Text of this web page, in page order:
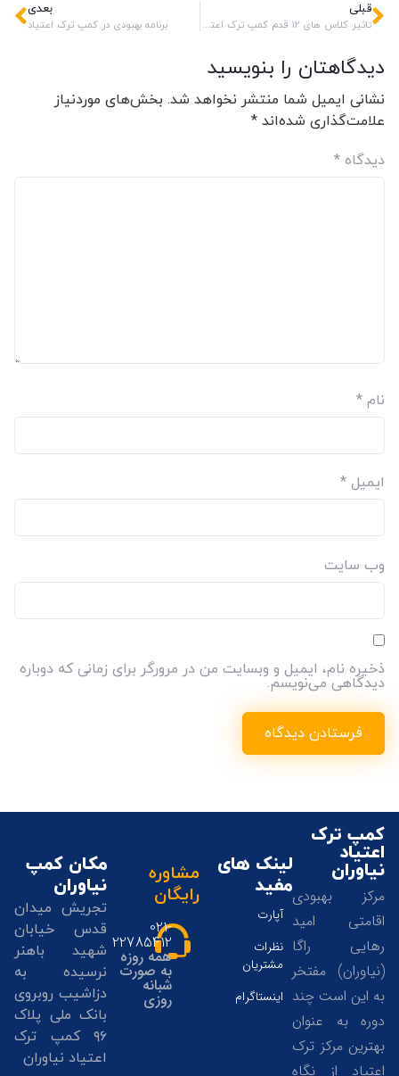
قبلی
تاثیر کلاس های 12 قدم کمپ ترک اعتیاد معتادان گمنام و برنامه های بهبودی
بعدی
برنامه بهبودی در کمپ ترک اعتیاد
دیدگاهتان را بنویسید
نشانی ایمیل شما منتشر نخواهد شد. بخش‌های موردنیاز
علامت‌گذاری شده‌اند *
دیدگاه *
نام *
ایمیل *
وب‌ سایت
ذخیره نام، ایمیل و وبسایت من در مرورگر برای زمانی که دوباره
دیدگاهی می‌نویسم.
کمپ ترک
اعتیاد
نیاوران
مرکز بهبودی
اقامتی امید
رهایی راگا
(نیاوران) مفتخر
به این است چند
دوره به عنوان
بهترین مرکز ترک
اعتیاد از نگاه
لینک های
مفید
آپارت
نظرات
مشتریان
اینستاگرام
مشاوره
رایگان
021-
22785412
همه روزه
به صورت
شبانه
روزی
مکان کمپ
نیاوران
تجریش میدان
قدس خیابان
شهید باهنر
نرسیده به
دزاشیب روبروی
بانک ملی پلاک
۹۶ کمپ ترک
اعتیاد نیاوران